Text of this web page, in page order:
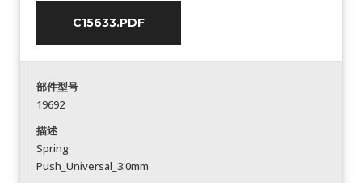
C15633.PDF
部件型号
19692
描述
Spring
Push_Universal_3.0mm